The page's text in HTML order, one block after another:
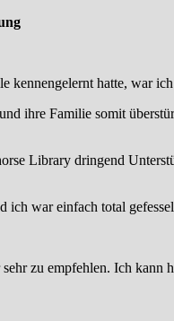
hatte, war
ihre Familie somit
Library dringend
ich war einfach total
zu empfehlen. Ich kann